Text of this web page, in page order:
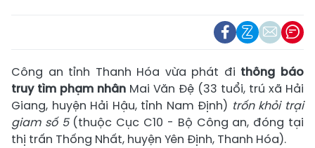
Công an tỉnh Thanh Hóa vừa phát đi thông báo
truy tìm phạm nhân Mai Văn Đệ (33 tuổi, trú xã Hải
Giang, huyện Hải Hậu, tỉnh Nam Định) trốn khỏi trại
giam số 5(thuộc Cục C10 - Bộ Công an, đóng tại
thị trấn Thống Nhất, huyện Yên Định, Thanh Hóa).